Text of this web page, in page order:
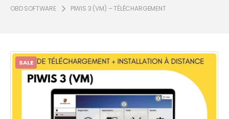
OBD SOFTWARE
PIWIS 3 (VM) – TÉLÉCHARGEMENT
SALE